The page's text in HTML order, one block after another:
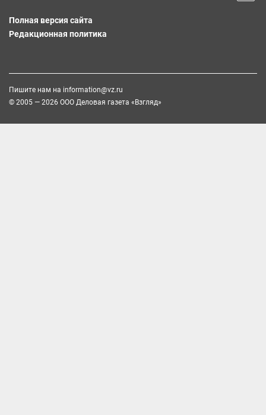
Полная версия сайта
Редакционная политика
Пишите нам на information@vz.ru
© 2005 — 2026 ООО Деловая газета «Взгляд»